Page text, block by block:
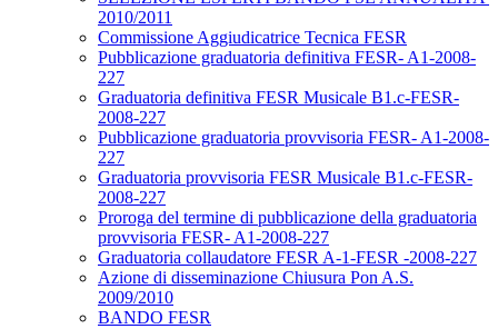
2010/2011
Commissione Aggiudicatrice Tecnica FESR
Pubblicazione graduatoria definitiva FESR- A1-2008-
227
Graduatoria definitiva FESR Musicale B1.c-FESR-
2008-227
Pubblicazione graduatoria provvisoria FESR- A1-2008-
227
Graduatoria provvisoria FESR Musicale B1.c-FESR-
2008-227
Proroga del termine di pubblicazione della graduatoria
provvisoria FESR- A1-2008-227
Graduatoria collaudatore FESR A-1-FESR -2008-227
Azione di disseminazione Chiusura Pon A.S.
2009/2010
BANDO FESR